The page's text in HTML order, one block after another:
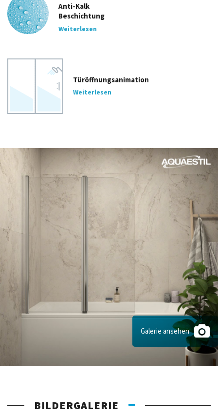
Anti-Kalk
Beschichtung
Weiterlesen
Türöffnungsanimation
Weiterlesen
Galerie ansehen
BILDERGALERIE